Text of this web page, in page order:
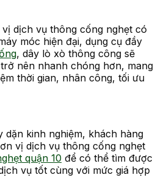
dịch vụ thông cống nghẹt có
móc hiện đại, dụng cụ đầy
, dây lò xò thông công sẽ
nên nhanh chóng hơn, mang
thời gian, nhân công, tối ưu
dặn kinh nghiệm, khách hàng
vị dịch vụ thông cống nghẹt
quận 10 để có thể tìm được
vụ tốt cùng với mức giá hợp